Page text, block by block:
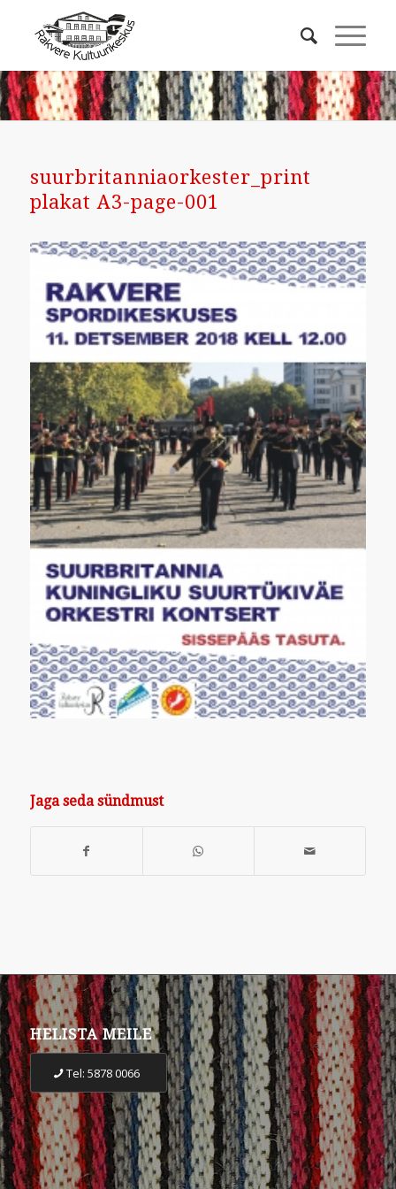
suurbritanniaorkester_print
plakat A3-page-001
Jaga seda sündmust
HELISTA MEILE
Tel: 5878 0066